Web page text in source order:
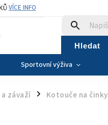
·VÍCE INFO
Hledat
Sportovní výživa
závaží / Kotouče na činky